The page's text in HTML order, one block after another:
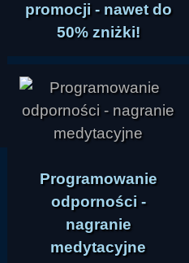
promocji - nawet do
50% zniżki!
Programowanie
odporności -
nagranie
medytacyjne